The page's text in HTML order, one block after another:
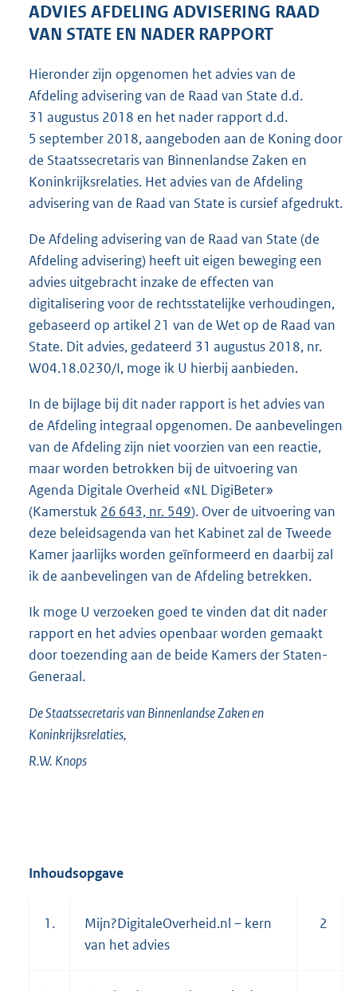
:
2
K
b
ADVIES AFDELING ADVISERING RAAD
VAN STATE EN NADER RAPPORT
Hieronder zijn opgenomen het advies van de
Afdeling advisering van de Raad van State d.d.
31 augustus 2018 en het nader rapport d.d.
5 september 2018, aangeboden aan de Koning door
de Staatssecretaris van Binnenlandse Zaken en
Koninkrijksrelaties. Het advies van de Afdeling
advisering van de Raad van State is cursief afgedrukt.
De Afdeling advisering van de Raad van State (de
Afdeling advisering) heeft uit eigen beweging een
advies uitgebracht inzake de effecten van
digitalisering voor de rechtsstatelijke verhoudingen,
gebaseerd op artikel 21 van de Wet op de Raad van
State. Dit advies, gedateerd 31 augustus 2018, nr.
W04.18.0230/I, moge ik U hierbij aanbieden.
In de bijlage bij dit nader rapport is het advies van
de Afdeling integraal opgenomen. De aanbevelingen
van de Afdeling zijn niet voorzien van een reactie,
maar worden betrokken bij de uitvoering van
Agenda Digitale Overheid «NL DigiBeter»
(Kamerstuk 26 643, nr. 549). Over de uitvoering van
deze beleidsagenda van het Kabinet zal de Tweede
Kamer jaarlijks worden geïnformeerd en daarbij zal
ik de aanbevelingen van de Afdeling betrekken.
Ik moge U verzoeken goed te vinden dat dit nader
rapport en het advies openbaar worden gemaakt
door toezending aan de beide Kamers der Staten-
Generaal.
De Staatssecretaris van Binnenlandse Zaken en
Koninkrijksrelaties,
R.W. Knops
Inhoudsopgave
1.
Mijn?DigitaleOverheid.nl – kern
van het advies
2